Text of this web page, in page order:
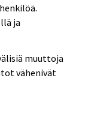
ja
muuttoja
vähenivät